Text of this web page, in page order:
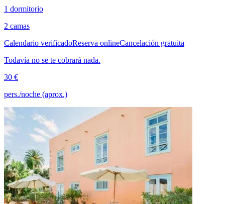
1 dormitorio
2 camas
Calendario verificadoReserva onlineCancelación gratuita
Todavía no se te cobrará nada.
30 €
pers./noche (aprox.)